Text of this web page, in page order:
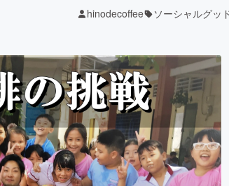
音楽 舞台
ゲーム・サービス開発 フー
書籍・雑誌出版 アニメ
hinodecoffee ソーシャルグッ